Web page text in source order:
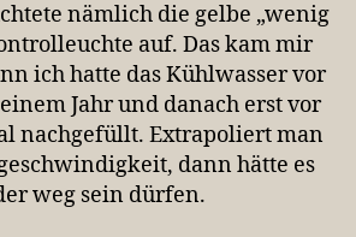
nämlich die gelbe „wenig
auf. Das kam mir
ich hatte das Kühlwasser vor
Jahr und danach erst vor
nachgefüllt. Extrapoliert man
dann hätte es
weg sein dürfen.